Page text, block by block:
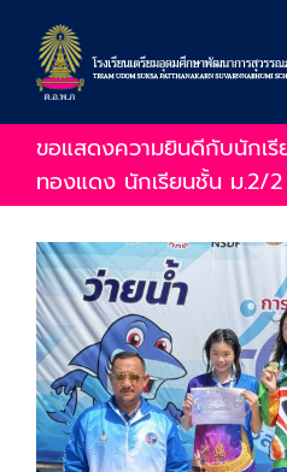
content
ขอแสดงความยินดีกับนักเ
ทองแดง นักเรียนชั้น ม.2/2
View
Larger
Image